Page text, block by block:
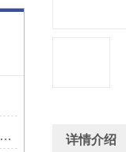
液体涡轮流量计单位是什么（液体涡轮流量计简介主要特点） 详情介绍